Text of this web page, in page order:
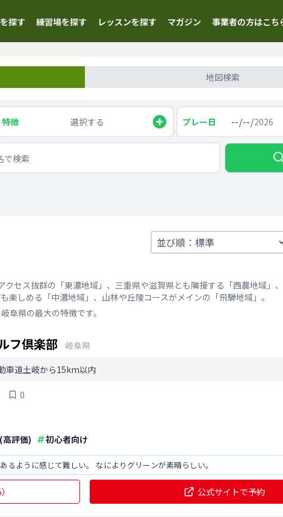
探す 練習場を探す レッスンを探す マガジン 事業者の方はこち
地図検索
特徴 選択する プレー日
セス抜群の「東濃地域」、三重県や滋賀県とも隣接する「西農地域」
楽しめる「中濃地域」、山林や丘陵コースがメインの「飛騨地域」。
阜県の最大の特徴です。
フ倶楽部
岐阜県
車道土岐から15km以内
0
高評価) 初心者向け
るように感じて難しい。 なによりグリーンが素晴らしい。
） 公式サイトで予約